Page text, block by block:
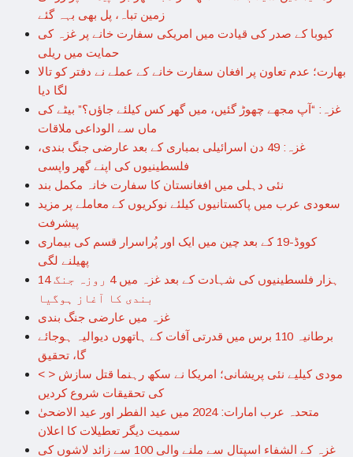
زمین تباہ، پل بھی بہہ گئے
کیوبا کے صدر کی قیادت میں امریکی سفارت خانے پر غزہ کی
حمایت میں ریلی
بھارت؛ عدم تعاون پر افغان سفارت خانے کے عملے نے دفتر کو تالا
لگا دیا
غزہ: “آپ مجھے چھوڑ گئیں، میں گھر کس کیلئے جاؤں؟” بیٹے کی
ماں سے الوداعی ملاقات
غزہ: 49 دن اسرائیلی بمباری کے بعد عارضی جنگ بندی،
فلسطینیوں کی اپنے گھر واپسی
نئی دہلی میں افغانستان کا سفارت خانہ مکمل بند
سعودی عرب میں پاکستانیوں کیلئے نوکریوں کے معاملے پر مزید
پیشرفت
کووڈ-19 کے بعد چین میں ایک اور پُراسرار قسم کی بیماری
پھیلنے لگی
14 ہزار فلسطینیوں کی شہادت کے بعد غزہ میں 4 روزہ جنگ
بندی کا آغاز ہوگیا
غزہ میں عارضی جنگ بندی
برطانیہ 110 برس میں قدرتی آفات کے ہاتھوں دیوالیہ ہوجائے
گا، تحقیق
< > مودی کیلیے نئی پریشانی؛ امریکا نے سکھ رہنما قتل سازش
کی تحقیقات شروع کردیں
متحدہ عرب امارات: 2024 میں عید الفطر اور عید الاضحیٰ
سمیت دیگر تعطیلات کا اعلان
غزہ کے الشفاء اسپتال سے ملنے والی 100 سے زائد لاشوں کی